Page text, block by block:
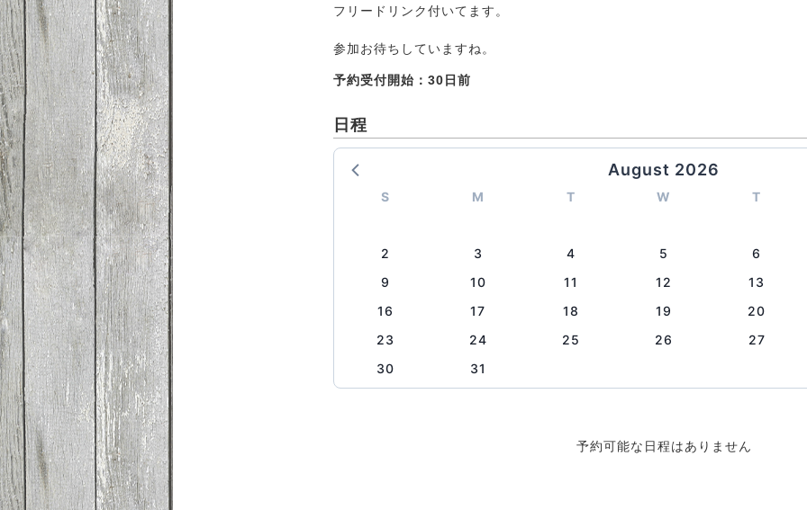
フリードリンク付いてます。
参加お待ちしていますね。
予約受付開始：30日前
日程
August 2026
S M T W T
2 3 4 5
6
9
10 11 12
13
16
17 18 19
20
23
24 25 26
27
30
31
予約可能な日程はありません